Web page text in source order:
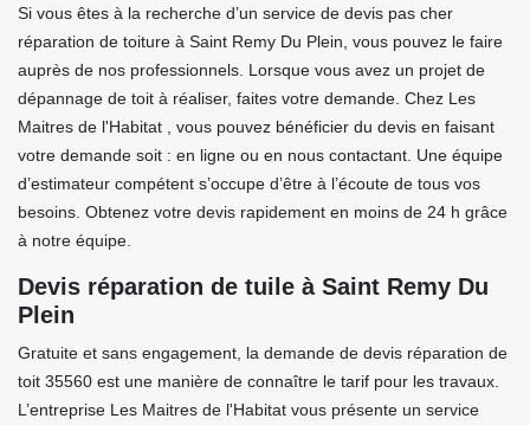
Si vous êtes à la recherche d’un service de devis pas cher
réparation de toiture à Saint Remy Du Plein, vous pouvez le faire
auprès de nos professionnels. Lorsque vous avez un projet de
dépannage de toit à réaliser, faites votre demande. Chez Les
Maitres de l'Habitat , vous pouvez bénéficier du devis en faisant
votre demande soit : en ligne ou en nous contactant. Une équipe
d’estimateur compétent s’occupe d’être à l’écoute de tous vos
besoins. Obtenez votre devis rapidement en moins de 24 h grâce
à notre équipe.
Devis réparation de tuile à Saint Remy Du
Plein
Gratuite et sans engagement, la demande de devis réparation de
toit 35560 est une manière de connaître le tarif pour les travaux.
L’entreprise Les Maitres de l'Habitat vous présente un service